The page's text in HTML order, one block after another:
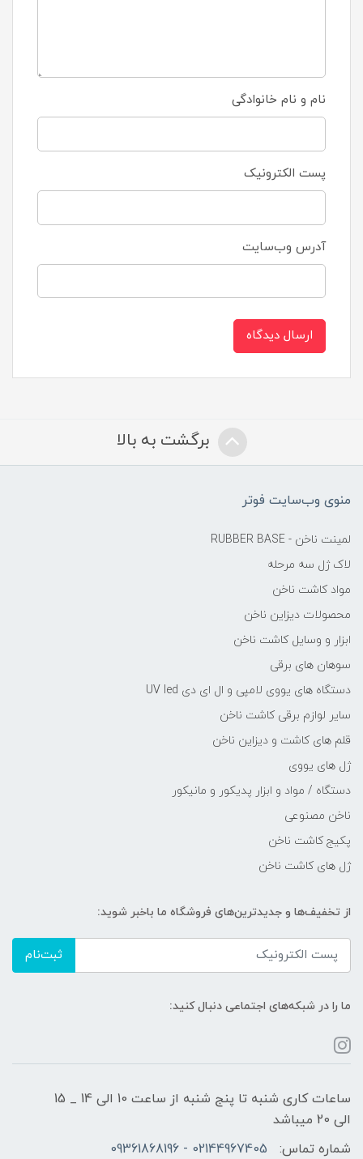
نام و نام خانوادگی
پست الکترونیک
آدرس وب‌سایت
ارسال دیدگاه
برگشت به بالا
منوی وب‌سایت فوتر
لمینت ناخن - RUBBER BASE
لاک ژل سه مرحله
مواد کاشت ناخن
محصولات دیزاین ناخن
ابزار و وسایل کاشت ناخن
سوهان های برقی
دستگاه های یووی لامپی و ال ای دی UV led
سایر لوازم برقی کاشت ناخن
قلم های کاشت و دیزاین ناخن
ژل های یووی
دستگاه / مواد و ابزار پدیکور و مانیکور
ناخن مصنوعی
پکیج کاشت ناخن
ژل های کاشت ناخن
از تخفیف‌ها و جدیدترین‌های فروشگاه ما باخبر شوید:
ثبت‌نام
ما را در شبکه‌های اجتماعی دنبال کنید:
ساعات کاری شنبه تا پنج شنبه از ساعت 10 الی 14 _ 15
الی 20 میباشد
شماره تماس:
02144967405 - 09361868196